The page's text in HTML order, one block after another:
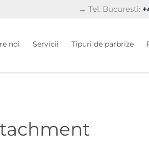
→ Tel. Bucuresti:
noi Servicii Tipuri de parbrize